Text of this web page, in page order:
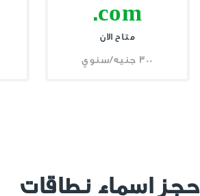
.com
متاح الان
300 جنيه/سنوي
حجز اسماء نطاقات